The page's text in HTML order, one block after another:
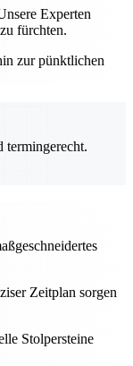
Experten
fürchten.
zur pünktlichen
termingerecht.
Zeitplan sorgen
Stolpersteine